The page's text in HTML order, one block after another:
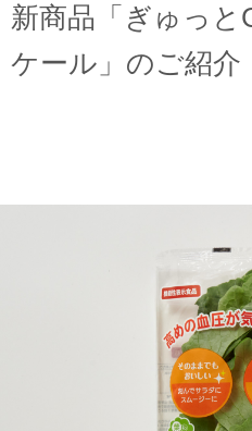
キ
プ
新商品「ぎゅっ
ケール」のご紹介